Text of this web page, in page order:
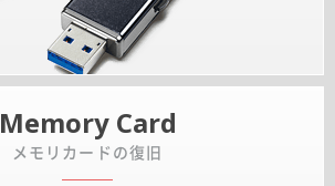
Memory Card
メモリカードの復旧